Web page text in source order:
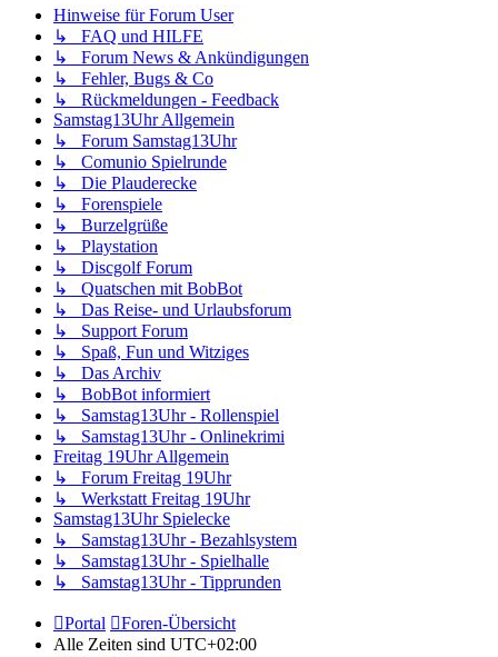
Hinweise für Forum User
↳ FAQ und HILFE
↳ Forum News & Ankündigungen
↳ Fehler, Bugs & Co
↳ Rückmeldungen - Feedback
Samstag13Uhr Allgemein
↳ Forum Samstag13Uhr
↳ Comunio Spielrunde
↳ Die Plauderecke
↳ Forenspiele
↳ Burzelgrüße
↳ Playstation
↳ Discgolf Forum
↳ Quatschen mit BobBot
↳ Das Reise- und Urlaubsforum
↳ Support Forum
↳ Spaß, Fun und Witziges
↳ Das Archiv
↳ BobBot informiert
↳ Samstag13Uhr - Rollenspiel
↳ Samstag13Uhr - Onlinekrimi
Freitag 19Uhr Allgemein
↳ Forum Freitag 19Uhr
↳ Werkstatt Freitag 19Uhr
Samstag13Uhr Spielecke
↳ Samstag13Uhr - Bezahlsystem
↳ Samstag13Uhr - Spielhalle
↳ Samstag13Uhr - Tipprunden
Portal
Foren-Übersicht
Alle Zeiten sind UTC+02:00